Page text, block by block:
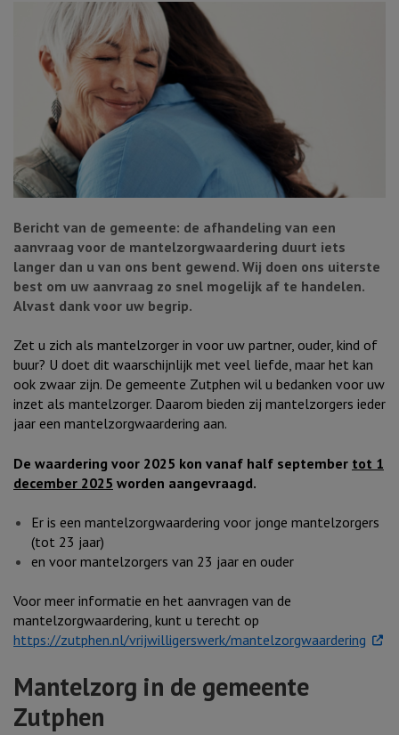
Bericht van de gemeente: de afhandeling van een
aanvraag voor de mantelzorgwaardering duurt iets
langer dan u van ons bent gewend. Wij doen ons uiterste
best om uw aanvraag zo snel mogelijk af te handelen.
Alvast dank voor uw begrip.
Zet u zich als mantelzorger in voor uw partner, ouder, kind of
buur? U doet dit waarschijnlijk met veel liefde, maar het kan
ook zwaar zijn. De gemeente Zutphen wil u bedanken voor uw
inzet als mantelzorger. Daarom bieden zij mantelzorgers ieder
jaar een mantelzorgwaardering aan.
De waardering voor 2025 kon vanaf half september tot 1
december 2025 worden aangevraagd.
Er is een mantelzorgwaardering voor jonge mantelzorgers
(tot 23 jaar)
en voor mantelzorgers van 23 jaar en ouder
Voor meer informatie en het aanvragen van de
mantelzorgwaardering, kunt u terecht op
https://zutphen.nl/vrijwilligerswerk/mantelzorgwaardering .
Mantelzorg in de gemeente
Zutphen